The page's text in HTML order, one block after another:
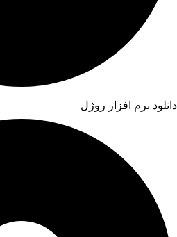
دانلود نرم افزار روژل